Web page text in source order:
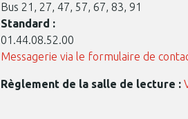
Bus 21, 27, 47, 57, 67, 83, 91
Standard :
01.44.08.52.00
Messagerie via le formulaire de
Règlement de la salle de lecture :